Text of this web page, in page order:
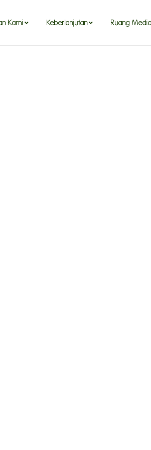
Kami Keberlanjutan Ruang Media